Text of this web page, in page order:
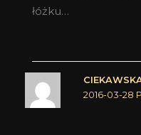
łóżku…
2016-03-28